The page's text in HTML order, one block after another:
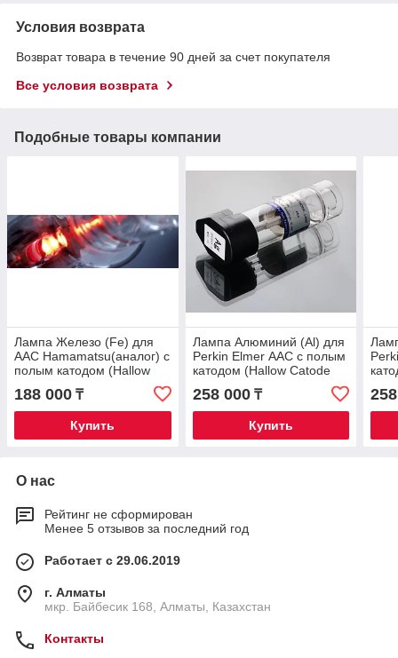
Условия возврата
Возврат товара в течение 90 дней за счет покупателя
Все условия возврата
Подобные товары компании
Лампа Железо (Fe) для
ААС Hamamatsu(аналог) с
полым катодом (Hallow
Catode Lamp)
188 000 ₸
Купить
Лампа Алюминий (Al) для
Perkin Elmer ААС с полым
катодом (Hallow Catode
258 000₸
Купить
О нас
Рейтинг не сформирован
Менее 5 отзывов за последний год
Работает с 29.06.2019
г. Алматы
мкр. Байбесик 168, Алматы, Казахстан
Контакты